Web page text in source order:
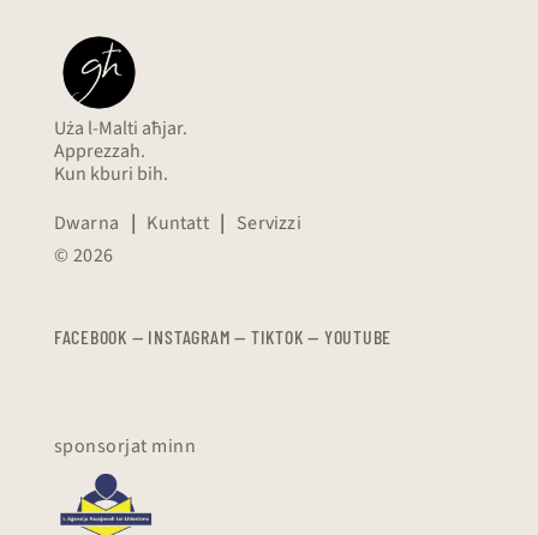
Uża l-Malti aħjar.
Apprezzah.
Kun kburi bih.
Dwarna | Kuntatt | Servizzi
© 2026
FACEBOOK — INSTAGRAM — TIKTOK — YOUTUBE
sponsorjat minn